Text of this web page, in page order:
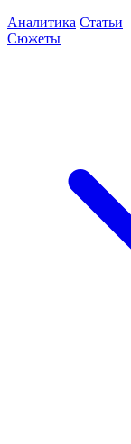
Аналитика Статьи
Сюжеты